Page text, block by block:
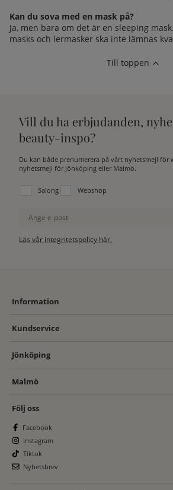
Kan du sova med en mask på?
Ja, men bara om det är en sleeping
masks och lermasker ska inte lämnas
Till toppen
Vill du ha erbjudanden,
beauty-inspo?
Du kan både prenumerera på vårt nyhetsmejl för
nyhetsmejl för Jönköping eller Malmö.
Välj vilken lista du vill prenumerera på:
Salong Webshop
Ange e-post
Läs vår integritetspolicy här.
Information
Kundservice
Jönköping
Malmö
Följ oss
Facebook
Instagram
Tiktok
Nyhetsbrev